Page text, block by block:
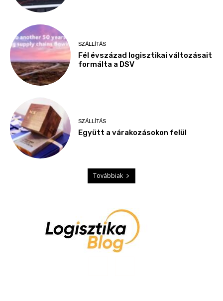
SZÁLLÍTÁS
Fél évszázad logisztikai változásait
formálta a DSV
SZÁLLÍTÁS
Együtt a várakozásokon felül
Továbbiak